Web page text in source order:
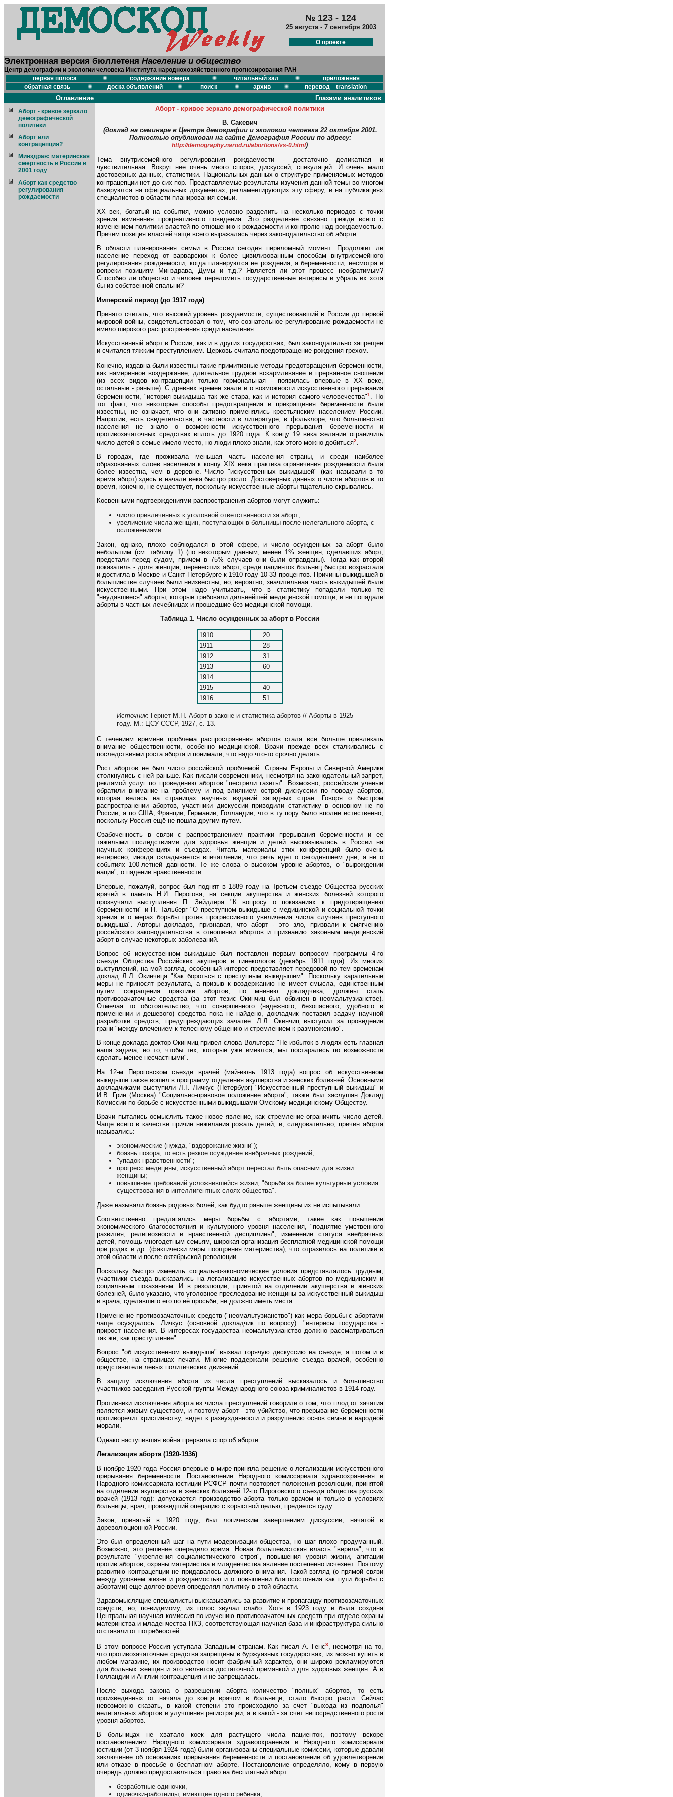
№ 123 - 124
25 августа - 7 сентября 2003
О проекте
Электронная версия бюллетеня Население и общество
Центр демографии и экологии человека Института народнохозяйственного прогнозирования РАН
первая полоса
содержание номера читальный зал
приложения
обратная связь
доска объявлений поиск архив перевод translation
Оглавление Глазами аналитиков
Аборт - кривое зеркало
демографической
политики
Аборт или
контрацепция?
Минздрав: материнская
смертность в России в
2001 году
Аборт как средство
регулирования
рождаемости
Аборт - кривое зеркало демографической политики
В. Сакевич
(доклад на семинаре в Центре демографии и экологии человека 22 октября 2001.
Полностью опубликован на сайте Демография России по адресу:
http://demography.narod.ru/abortions/vs-0.html)
Тема внутрисемейного регулирования рождаемости - достаточно деликатная и
чувствительная. Вокруг нее очень много споров, дискуссий, спекуляций. И очень мало
достоверных данных, статистики. Национальных данных о структуре применяемых методов
контрацепции нет до сих пор. Представляемые результаты изучения данной темы во многом
базируются на официальных документах, регламентирующих эту сферу, и на публикациях
специалистов в области планирования семьи.
ХХ век, богатый на события, можно условно разделить на несколько периодов с точки
зрения изменения прокреативного поведения. Это разделение связано прежде всего с
изменением политики властей по отношению к рождаемости и контролю над рождаемостью.
Причем позиция властей чаще всего выражалась через законодательство об аборте.
В области планирования семьи в России сегодня переломный момент. Продолжит ли
население переход от варварских к более цивилизованным способам внутрисемейного
регулирования рождаемости, когда планируются не рождения, а беременности, несмотря и
вопреки позициям Минздрава, Думы и т.д.? Является ли этот процесс необратимым?
Способно ли общество и человек переломить государственные интересы и убрать их хотя
бы из собственной спальни?
Имперский период (до 1917 года)
Принято считать, что высокий уровень рождаемости, существовавший в России до первой
мировой войны, свидетельствовал о том, что сознательное регулирование рождаемости не
имело широкого распространения среди населения.
Искусственный аборт в России, как и в других государствах, был законодательно запрещен
и считался тяжким преступлением. Церковь считала предотвращение рождения грехом.
Конечно, издавна были известны такие примитивные методы предотвращения беременности,
как намеренное воздержание, длительное грудное вскармливание и прерванное сношение
(из всех видов контрацепции только гормональная - появилась впервые в ХХ веке,
остальные - раньше). С древних времен знали и о возможности искусственного прерывания
беременности, "история выкидыша так же стара, как и история самого человечества"1
. Но
тот факт, что некоторые способы предотвращения и прекращения беременности были
известны, не означает, что они активно применялись крестьянским населением России.
Напротив, есть свидетельства, в частности в литературе, в фольклоре, что большинство
населения не знало о возможности искусственного прерывания беременности и
противозачаточных средствах вплоть до 1920 года. К концу 19 века желание ограничить
число детей в семье имело место, но люди плохо знали, как этого можно добиться2
В городах, где проживала меньшая часть населения страны, и среди наиболее
образованных слоев населения к концу ХIХ века практика ограничения рождаемости была
более известна, чем в деревне. Число "искусственных выкидышей" (как называли в то
время аборт) здесь в начале века быстро росло. Достоверных данных о числе абортов в то
время, конечно, не существует, поскольку искусственные аборты тщательно скрывались.
Косвенными подтверждениями распространения абортов могут служить:
число привлеченных к уголовной ответственности за аборт;
увеличение числа женщин, поступающих в больницы после нелегального аборта, с
осложнениями.
Закон, однако, плохо соблюдался в этой сфере, и число осужденных за аборт было
небольшим (см. таблицу 1) (по некоторым данным, менее 1% женщин, сделавших аборт,
предстали перед судом, причем в 75% случаев они были оправданы). Тогда как второй
показатель - доля женщин, перенесших аборт, среди пациенток больниц быстро возрастала
и достигла в Москве и Санкт-Петербурге к 1910 году 10-33 процентов. Причины выкидышей в
большинстве случаев были неизвестны, но, вероятно, значительная часть выкидышей были
искусственными. При этом надо учитывать, что в статистику попадали только те
"неудавшиеся" аборты, которые требовали дальнейшей медицинской помощи, и не попадали
аборты в частных лечебницах и прошедшие без медицинской помощи.
Таблица 1. Число осужденных за аборт в России
1910
20
1911
28
1912
31
1913
60
1914
1915
40
1916
51
Источник: Гернет М.Н. Аборт в законе и статистика абортов // Аборты в 1925
году. М.: ЦСУ СССР, 1927, с. 13.
С течением времени проблема распространения абортов стала все больше привлекать
внимание общественности, особенно медицинской. Врачи прежде всех сталкивались с
последствиями роста аборта и понимали, что надо что-то срочно делать.
Рост абортов не был чисто российской проблемой. Страны Европы и Северной Америки
столкнулись с ней раньше. Как писали современники, несмотря на законодательный запрет,
рекламой услуг по проведению абортов "пестрели газеты". Возможно, российские ученые
обратили внимание на проблему и под влиянием острой дискуссии по поводу абортов,
которая велась на страницах научных изданий западных стран. Говоря о быстром
распространении абортов, участники дискуссии приводили статистику в основном не по
России, а по США, Франции, Германии, Голландии, что в ту пору было вполне естественно,
поскольку Россия ещё не пошла другим путем.
Озабоченность в связи с распространением практики прерывания беременности и ее
тяжелыми последствиями для здоровья женщин и детей высказывалась в России на
научных конференциях и съездах. Читать материалы этих конференций было очень
интересно, иногда складывается впечатление, что речь идет о сегодняшнем дне, а не о
событиях 100-летней давности. Те же слова о высоком уровне абортов, о "вырождении
нации", о падении нравственности.
Впервые, пожалуй, вопрос был поднят в 1889 году на Третьем съезде Общества русских
врачей в память Н.И. Пирогова, на секции акушерства и женских болезней которого
прозвучали выступления П. Зейдлера "К вопросу о показаниях к предотвращению
беременности" и Н. Тальберг "О преступном выкидыше с медицинской и социальной точки
зрения и о мерах борьбы против прогрессивного увеличения числа случаев преступного
выкидыша". Авторы докладов, признавая, что аборт - это зло, призвали к смягчению
российского законодательства в отношении абортов и признанию законным медицинский
аборт в случае некоторых заболеваний.
Вопрос об искусственном выкидыше был поставлен первым вопросом программы 4-го
съезде Общества Российских акушеров и гинекологов (декабрь 1911 года). Из многих
выступлений, на мой взгляд, особенный интерес представляет передовой по тем временам
доклад Л.Л. Окинчица "Как бороться с преступным выкидышем". Поскольку карательные
меры не приносят результата, а призыв к воздержанию не имеет смысла, единственным
путем сокращения практики абортов, по мнению докладчика, должны стать
противозачаточные средства (за этот тезис Окинчиц был обвинен в неомальтузианстве).
Отмечая то обстоятельство, что совершенного (надежного, безопасного, удобного в
применении и дешевого) средства пока не найдено, докладчик поставил задачу научной
разработки средств, предупреждающих зачатие. Л.Л. Окинчиц выступил за проведение
грани "между влечением к телесному общению и стремлением к размножению".
В конце доклада доктор Окинчиц привел слова Вольтера: "Не избыток в людях есть главная
наша задача, но то, чтобы тех, которые уже имеются, мы постарались по возможности
сделать менее несчастными".
На 12-м Пироговском съезде врачей (май-июнь 1913 года) вопрос об искусственном
выкидыше также вошел в программу отделения акушерства и женских болезней. Основными
докладчиками выступили Л.Г. Личкус (Петербург) "Искусственный преступный выкидыш" и
И.В. Грин (Москва) "Социально-правовое положение аборта", также был заслушан Доклад
Комиссии по борьбе с искусственными выкидышами Омскому медицинскому Обществу.
Врачи пытались осмыслить такое новое явление, как стремление ограничить число детей.
Чаще всего в качестве причин нежелания рожать детей, и, следовательно, причин аборта
назывались:
экономические (нужда, "вздорожание жизни");
боязнь позора, то есть резкое осуждение внебрачных рождений;
"упадок нравственности";
прогресс медицины, искусственный аборт перестал быть опасным для жизни
женщины;
повышение требований усложнившейся жизни, "борьба за более культурные условия
существования в интеллигентных слоях общества".
Даже называли боязнь родовых болей, как будто раньше женщины их не испытывали.
Соответственно предлагались меры борьбы с абортами, такие как повышение
экономического благосостояния и культурного уровня населения, "поднятие умственного
развития, религиозности и нравственной дисциплины", изменение статуса внебрачных
детей, помощь многодетным семьям, широкая организация бесплатной медицинской помощи
при родах и др. (фактически меры поощрения материнства), что отразилось на политике в
этой области и после октябрьской революции.
Поскольку быстро изменить социально-экономические условия представлялось трудным,
участники съезда высказались на легализацию искусственных абортов по медицинским и
социальным показаниям. И в резолюции, принятой на отделении акушерства и женских
болезней, было указано, что уголовное преследование женщины за искусственный выкидыш
и врача, сделавшего его по её просьбе, не должно иметь места.
Применение противозачаточных средств ("неомальтузианство") как мера борьбы с абортами
чаще осуждалось. Личкус (основной докладчик по вопросу): "интересы государства -
прирост населения. В интересах государства неомальтузианство должно рассматриваться
так же, как преступление".
Вопрос "об искусственном выкидыше" вызвал горячую дискуссию на съезде, а потом и в
обществе, на страницах печати. Многие поддержали решение съезда врачей, особенно
представители левых политических движений.
В защиту исключения аборта из числа преступлений высказалось и большинство
участников заседания Русской группы Международного союза криминалистов в 1914 году.
Противники исключения аборта из числа преступлений говорили о том, что плод от зачатия
является живым существом, и поэтому аборт - это убийство, что прерывание беременности
противоречит христианству, ведет к разнузданности и разрушению основ семьи и народной
морали.
Однако наступившая война прервала спор об аборте.
Легализация аборта (1920-1936)
В ноябре 1920 года Россия впервые в мире приняла решение о легализации искусственного
прерывания беременности. Постановление Народного комиссариата здравоохранения и
Народного комиссариата юстиции РСФСР почти повторяет положения резолюции, принятой
на отделении акушерства и женских болезней 12-го Пироговского съезда общества русских
врачей (1913 год): допускается производство аборта только врачом и только в условиях
больницы; врач, произведший операцию с корыстной целью, предается суду.
Закон, принятый в 1920 году, был логическим завершением дискуссии, начатой в
дореволюционной России.
Это был определенный шаг на пути модернизации общества, но шаг плохо продуманный.
Возможно, это решение опередило время. Новая большевистская власть "верила", что в
результате "укрепления социалистического строя", повышения уровня жизни, агитации
против абортов, охраны материнства и младенчества явление постепенно исчезнет. Поэтому
развитию контрацепции не придавалось должного внимания. Такой взгляд (о прямой связи
между уровнем жизни и рождаемостью и о повышении благосостояния как пути борьбы с
абортами) еще долгое время определял политику в этой области.
Здравомыслящие специалисты высказывались за развитие и пропаганду противозачаточных
средств, но, по-видимому, их голос звучал слабо. Хотя в 1923 году и была создана
Центральная научная комиссия по изучению противозачаточных средств при отделе охраны
материнства и младенчества НКЗ, соответствующая научная база и инфраструктура сильно
отставали от потребностей.
В этом вопросе Россия уступала Западным странам. Как писал А. Генс3
, несмотря на то,
что противозачаточные средства запрещены в буржуазных государствах, их можно купить в
любом магазине, их производство носит фабричный характер, они широко рекламируются
для больных женщин и это является достаточной приманкой и для здоровых женщин. А в
Голландии и Англии контрацепция и не запрещалась.
После выхода закона о разрешении аборта количество "полных" абортов, то есть
произведенных от начала до конца врачом в больнице, стало быстро расти. Сейчас
невозможно сказать, в какой степени это происходило за счет "выхода из подполья"
нелегальных абортов и улучшения регистрации, а в какой - за счет непосредственного роста
уровня абортов.
В больницах не хватало коек для растущего числа пациенток, поэтому вскоре
постановлением Народного комиссариата здравоохранения и Народного комиссариата
юстиции (от 3 ноября 1924 года) были организованы специальные комиссии, которые давали
заключение об основаниях прерывания беременности и постановление об удовлетворении
или отказе в просьбе о бесплатном аборте. Постановление определяло, кому в первую
очередь должно предоставляться право на бесплатный аборт:
безработные-одиночки,
одиночки-работницы, имеющие одного ребенка,